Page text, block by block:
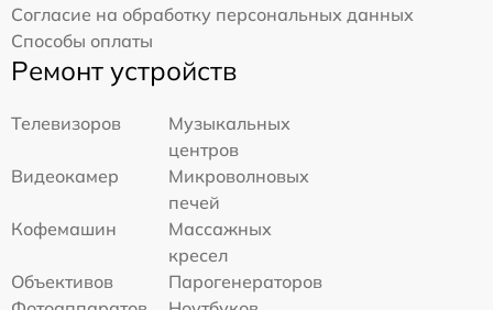
Согласие на обработку персональных данных
Способы оплаты
Ремонт устройств
Телевизоров
Музыкальных
центров
Видеокамер
Микроволновых
печей
Кофемашин
Массажных
кресел
Объективов
Парогенераторов